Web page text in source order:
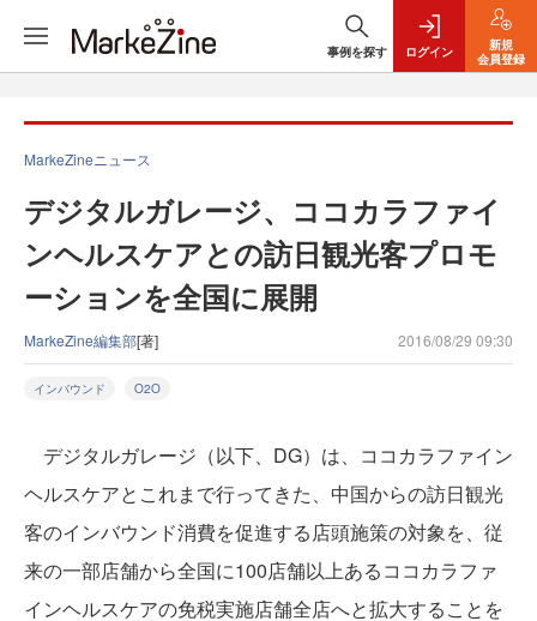
事例を探す ログイン
新規
会員登録
MarkeZineニュース
デジタルガレージ、ココカラファイ
ンヘルスケアとの訪日観光客プロモ
ーションを全国に展開
MarkeZine編集部[著] 2016/08/29 09:30
インバウンド O2O
デジタルガレージ（以下、DG）は、ココカラファイン
ヘルスケアとこれまで行ってきた、中国からの訪日観光
客のインバウンド消費を促進する店頭施策の対象を、従
来の一部店舗から全国に100店舗以上あるココカラファ
インヘルスケアの免税実施店舗全店へと拡大することを